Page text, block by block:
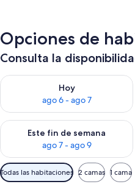
Opciones de
Consulta la
Hoy
ago 6 - ago 7
Consulta la disponibilidad
Este fin de semana
ago 7 - ago 9
Consulta la disponibilidad
Filtros
disponibles
Todas las habitaciones 2 camas 1 cama